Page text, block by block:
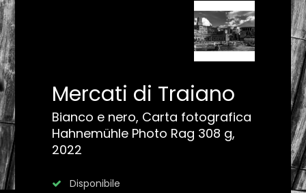
Mercati di Traiano
Bianco e nero, Carta fotografica
Hahnemühle Photo Rag 308 g,
2022
Disponibile